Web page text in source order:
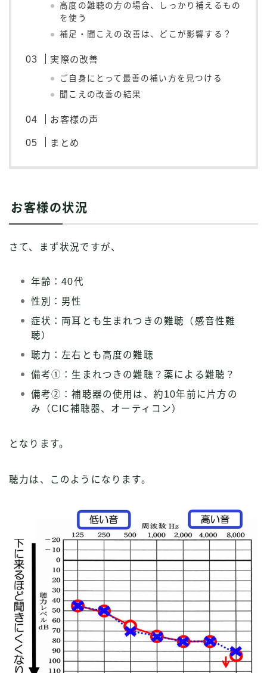
高度の難聴の方の場合、しっかり補えるもの
を使う
補足・聞こえの改善は、どこが影響する？
実際の改善
ご自身にとって最善の補い方を見つける
聞こえの改善の結果
お客様の声
まとめ
お客様の状況
さて、まず状況ですが、
年齢：40代
性別：男性
症状：両耳とも生まれつきの難聴（感音性難
聴）
聴力：左右とも高度の難聴
備考①：生まれつきの難聴？薬による難聴？
備考②：補聴器の使用は、約10年前に片方の
み（CIC補聴器、オーティコン）
となります。
聴力は、このようになります。